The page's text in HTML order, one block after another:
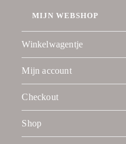
MIJN WEBSHOP
Winkelwagentje
Mijn account
Checkout
Shop